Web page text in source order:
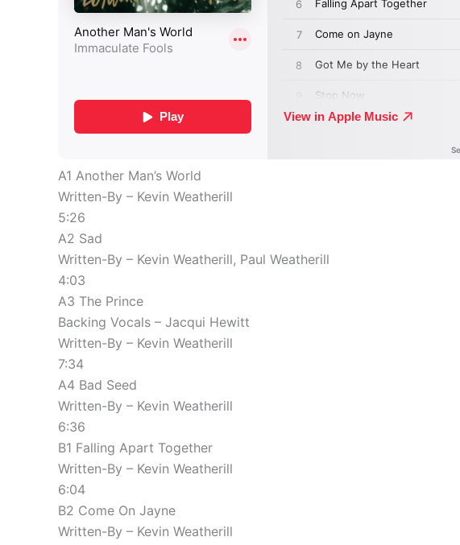
A1 Another Man’s World
Written-By – Kevin Weatherill
5:26
A2 Sad
Written-By – Kevin Weatherill, Paul Weatherill
4:03
A3 The Prince
Backing Vocals – Jacqui Hewitt
Written-By – Kevin Weatherill
7:34
A4 Bad Seed
Written-By – Kevin Weatherill
6:36
B1 Falling Apart Together
Written-By – Kevin Weatherill
6:04
B2 Come On Jayne
Written-By – Kevin Weatherill